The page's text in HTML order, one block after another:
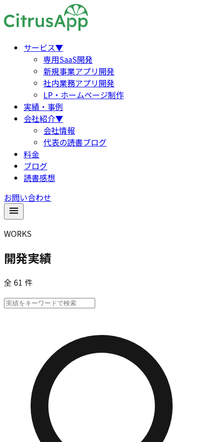
サービス▼
専用SaaS開発
新規事業アプリ開発
社内業務アプリ開発
LP・ホームページ制作
実績・事例
会社紹介▼
会社情報
代表の読書ブログ
料金
ブログ
読書感想
お問い合わせ
WORKS
開発実績
全 61 件